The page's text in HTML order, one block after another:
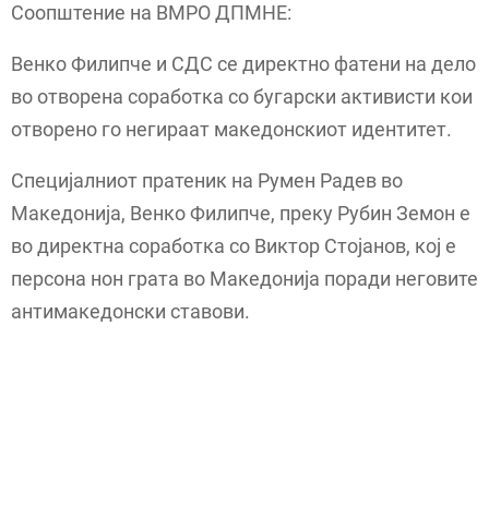
Соопштение на ВМРО ДПМНЕ:
Венко Филипче и СДС се директно фатени на дело
во отворена соработка со бугарски активисти кои
отворено го негираат македонскиот идентитет.
Специјалниот пратеник на Румен Радев во
Македонија, Венко Филипче, преку Рубин Земон е
во директна соработка со Виктор Стојанов, кој е
персона нон грата во Македонија поради неговите
антимакедонски ставови.